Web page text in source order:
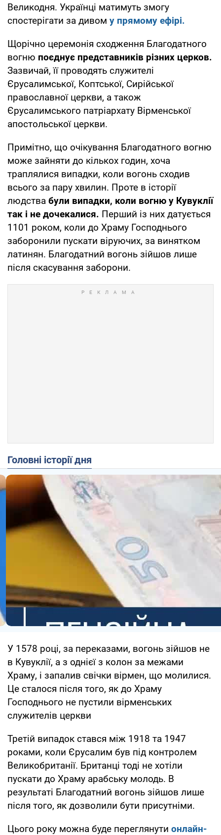
Великодня. Українці матимуть змогу
спостерігати за дивом у прямому ефірі.
Щорічно церемонія сходження Благодатного
вогню поєднує представників різних церков.
Зазвичай, її проводять служителі
Єрусалимської, Коптської, Сирійської
православної церкви, а також
Єрусалимського патріархату Вірменської
апостольської церкви.
Примітно, що очікування Благодатного вогню
може зайняти до кількох годин, хоча
траплялися випадки, коли вогонь сходив
всього за пару хвилин. Проте в історії
людства були випадки, коли вогню у Кувуклії
так і не дочекалися. Перший із них датується
1101 роком, коли до Храму Господнього
заборонили пускати віруючих, за винятком
латинян. Благодатний вогонь зійшов лише
після скасування заборони.
Головні історії дня
У 1578 році, за переказами, вогонь зійшов не
в Кувуклії, а з однієї з колон за межами
Храму, і запалив свічки вірмен, що молилися.
Це сталося після того, як до Храму
Господнього не пустили вірменських
служителів церкви
Третій випадок стався між 1918 та 1947
роками, коли Єрусалим був під контролем
Великобританії. Британці тоді не хотіли
пускати до Храму арабську молодь. В
результаті Благодатний вогонь зійшов лише
після того, як дозволили бути присутніми.
Цього року можна буде переглянути онлайн-